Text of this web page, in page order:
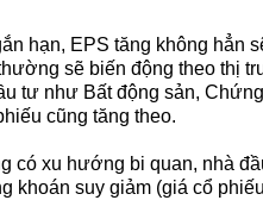
hạn, EPS tăng không hẳn
sẽ biến động theo thị
tư như Bất động sản,
cũng tăng theo.
có xu hướng bi quan, nhà
khoán suy giảm (giá cổ